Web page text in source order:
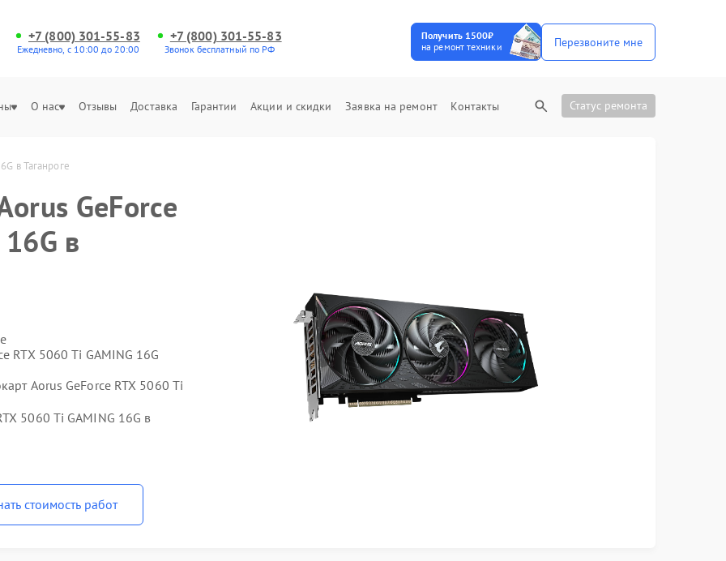
+7 (800) 301-55-83
Ежедневно, с 10:00 до 20:00
+7 (800) 301-55-83
Звонок бесплатный по РФ
Получить 1500₽
на ремонт техники
Перезвоните мне
О нас Отзывы Доставка Гарантии Акции и скидки Заявка на ремонт Контакты Статус ремонта
в Таганроге
GeForce
в
RTX 5060 Ti GAMING 16G
Aorus GeForce RTX 5060 Ti
5060 Ti GAMING 16G в
стоимость работ